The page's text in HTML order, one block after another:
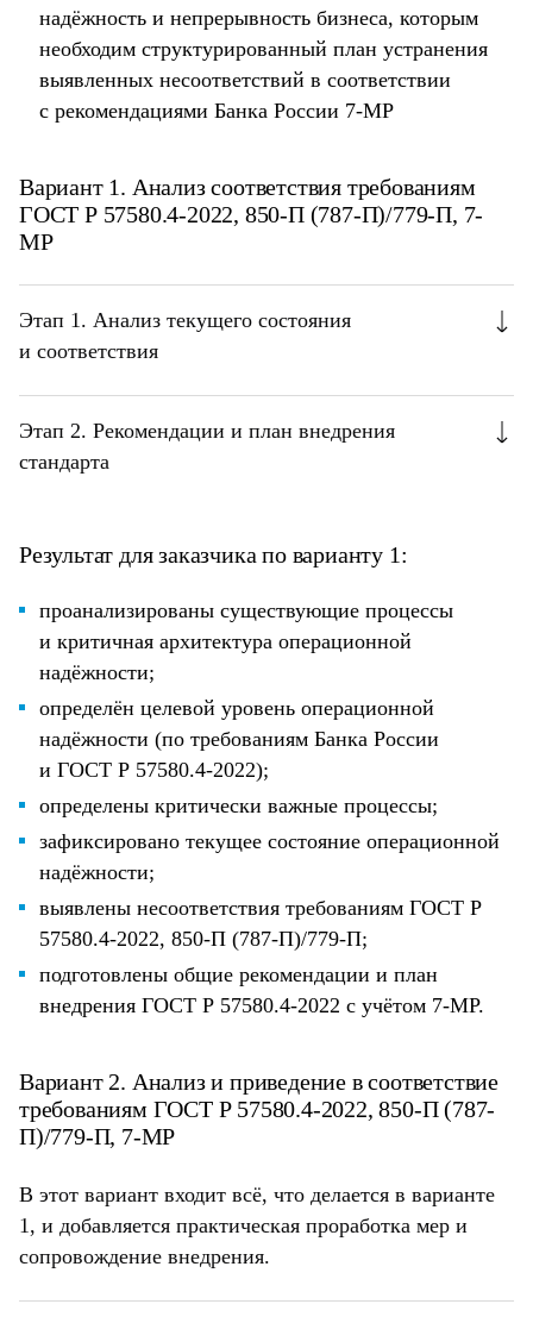
надёжность и непрерывность бизнеса, которым
необходим структурированный план устранения
выявленных несоответствий в соответствии
с рекомендациями Банка России 7-МР
Вариант 1. Анализ соответствия требованиям
ГОСТ Р 57580.4-2022, 850-П (787-П)/779-П, 7-
МР
Этап 1. Анализ текущего состояния
и соответствия
Этап 2. Рекомендации и план внедрения
стандарта
Результат для заказчика по варианту 1:
проанализированы существующие процессы
и критичная архитектура операционной
надёжности;
определён целевой уровень операционной
надёжности (по требованиям Банка России
и ГОСТ Р 57580.4-2022);
определены критически важные процессы;
зафиксировано текущее состояние операционной
надёжности;
выявлены несоответствия требованиям ГОСТ Р
57580.4-2022, 850-П (787-П)/779-П;
подготовлены общие рекомендации и план
внедрения ГОСТ Р 57580.4-2022 с учётом 7-МР.
Вариант 2. Анализ и приведение в соответствие
требованиям ГОСТ Р 57580.4-2022, 850-П (787-
П)/779-П, 7-МР
В этот вариант входит всё, что делается в варианте
1, и добавляется практическая проработка мер и
сопровождение внедрения.